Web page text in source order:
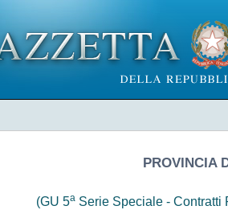
PROVINCIA
(GU 5a Serie Speciale - Contratti